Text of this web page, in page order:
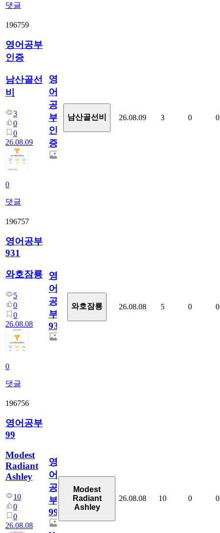
댓글
196759
영어공부
인증
남산골선
비
3
0
0
26.08.09
0
댓글
영
어
공
부
인
증
남산골선비 26.08.09 3 0 0
196757
영어공부
931
와호잠룡
5
0
0
26.08.08
0
댓글
영
어
공
부
931
와호잠룡 26.08.08 5 0 0
196756
영어공부
99
Modest
Radiant
Ashley
10
0
0
26.08.08
영
어
공
부
99
Modest
Radiant
Ashley
26.08.08 10 0 0